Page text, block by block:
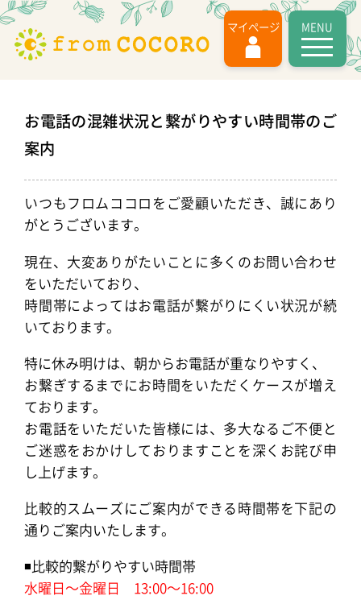
マイページ MENU
お電話の混雑状況と繋がりやすい時間帯のご
案内
いつもフロムココロをご愛顧いただき、誠にあり
がとうございます。
現在、大変ありがたいことに多くのお問い合わせ
をいただいており、
時間帯によってはお電話が繋がりにくい状況が続
いております。
特に休み明けは、朝からお電話が重なりやすく、
お繋ぎするまでにお時間をいただくケースが増え
ております。
お電話をいただいた皆様には、多大なるご不便と
ご迷惑をおかけしておりますことを深くお詫び申
し上げます。
比較的スムーズにご案内ができる時間帯を下記の
通りご案内いたします。
◾️比較的繋がりやすい時間帯
水曜日〜金曜日 13:00〜16:00